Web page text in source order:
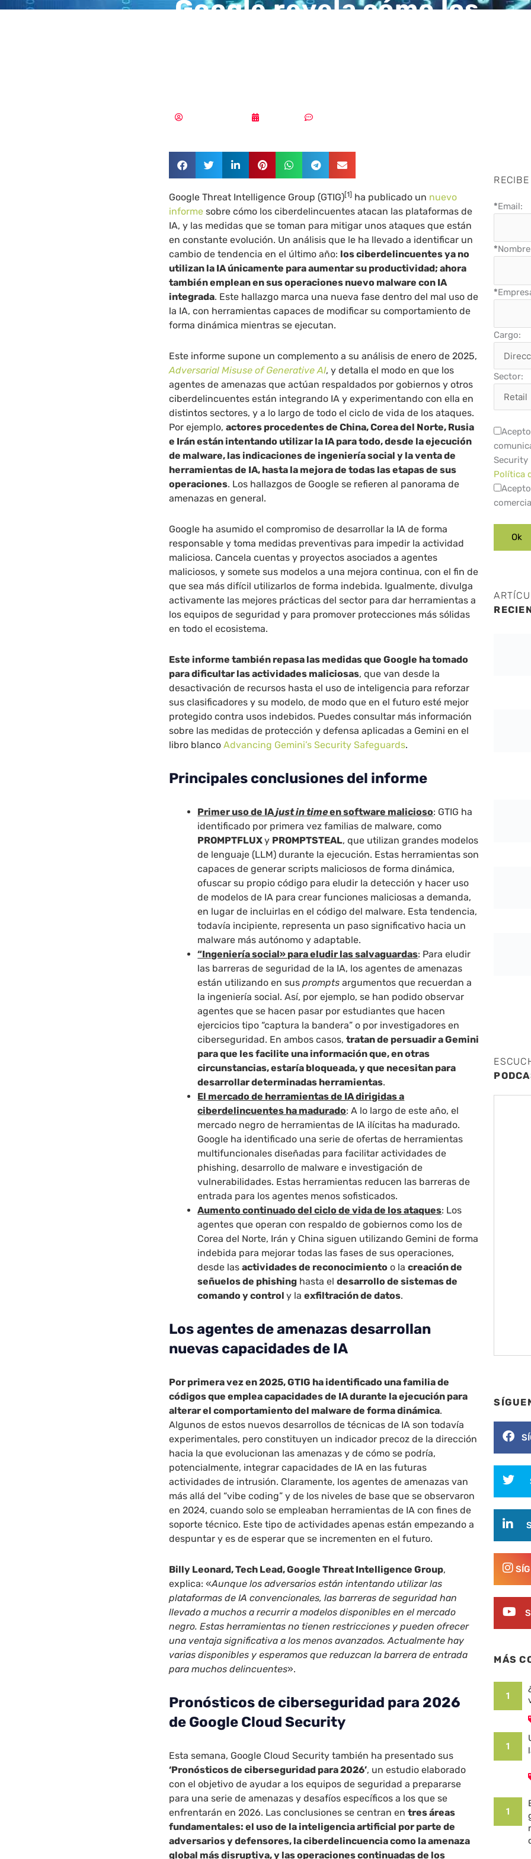
Google revela cómo los
Google Threat Intelligence Group (GTIG)[1] ha publicado un nuevo
informe sobre cómo los ciberdelincuentes atacan las plataformas de
IA, y las medidas que se toman para mitigar unos ataques que están
en constante evolución. Un análisis que le ha llevado a identificar un
cambio de tendencia en el último año: los ciberdelincuentes ya no
utilizan la IA únicamente para aumentar su productividad; ahora
también emplean en sus operaciones nuevo malware con IA
integrada. Este hallazgo marca una nueva fase dentro del mal uso de
la IA, con herramientas capaces de modificar su comportamiento de
forma dinámica mientras se ejecutan.
Este informe supone un complemento a su análisis de enero de 2025,
Adversarial Misuse of Generative AI, y detalla el modo en que los
agentes de amenazas que actúan respaldados por gobiernos y otros
ciberdelincuentes están integrando IA y experimentando con ella en
distintos sectores, y a lo largo de todo el ciclo de vida de los ataques.
Por ejemplo,actores procedentes de China, Corea del Norte, Rusia
e Irán están intentando utilizar la IA para todo, desde la ejecución
de malware, las indicaciones de ingeniería social y la venta de
herramientas de IA, hasta la mejora de todas las etapas de sus
operaciones. Los hallazgos de Google se refieren al panorama de
amenazas en general.
Google ha asumido el compromiso de desarrollar la IA de forma
responsable y toma medidas preventivas para impedir la actividad
maliciosa. Cancela cuentas y proyectos asociados a agentes
maliciosos, y somete sus modelos a una mejora continua, con el fin de
que sea más difícil utilizarlos de forma indebida. Igualmente, divulga
activamente las mejores prácticas del sector para dar herramientas a
los equipos de seguridad y para promover protecciones más sólidas
en todo el ecosistema.
Este informe también repasa las medidas que Google ha tomado
para dificultar las actividades maliciosas, que van desde la
desactivación de recursos hasta el uso de inteligencia para reforzar
sus clasificadores y su modelo, de modo que en el futuro esté mejor
protegido contra usos indebidos. Puedes consultar más información
sobre las medidas de protección y defensa aplicadas a Gemini en el
libro blancoAdvancing Gemini’s Security Safeguards.
Principales conclusiones del informe
Primer uso de IAjust in timeen software malicioso: GTIG ha
identificado por primera vez familias de malware, como
PROMPTFLUXy PROMPTSTEAL, que utilizan grandes modelos
de lenguaje (LLM) durante la ejecución. Estas herramientas son
capaces de generar scripts maliciosos de forma dinámica,
ofuscar su propio código para eludir la detección y hacer uso
de modelos de IA para crear funciones maliciosas a demanda,
en lugar de incluirlas en el código del malware. Esta tendencia,
todavía incipiente, representa un paso significativo hacia un
malware más autónomo y adaptable.
“Ingeniería social» para eludir las salvaguardas: Para eludir
las barreras de seguridad de la IA, los agentes de amenazas
están utilizando en suspromptsargumentos que recuerdan a
la ingeniería social. Así, por ejemplo, se han podido observar
agentes que se hacen pasar por estudiantes que hacen
ejercicios tipo “captura la bandera” o por investigadores en
ciberseguridad. En ambos casos,tratan de persuadir a Gemini
para que les facilite una información que, en otras
circunstancias, estaría bloqueada, y que necesitan para
desarrollar determinadas herramientas.
El mercado de herramientas de IA dirigidas a
ciberdelincuentes ha madurado: A lo largo de este año, el
mercado negro de herramientas de IA ilícitas ha madurado.
Google ha identificado una serie de ofertas de herramientas
multifuncionales diseñadas para facilitar actividades de
phishing, desarrollo de malware e investigación de
vulnerabilidades. Estas herramientas reducen las barreras de
entrada para los agentes menos sofisticados.
Aumento continuado del ciclo de vida de los ataques: Los
agentes que operan con respaldo de gobiernos como los de
Corea del Norte, Irán y China siguen utilizando Gemini de forma
indebida para mejorar todas las fases de sus operaciones,
desde lasactividades de reconocimiento o lacreación de
señuelos de phishing hasta eldesarrollo de sistemas de
comando y controly laexfiltración de datos.
Los agentes de amenazas desarrollan
nuevas capacidades de IA
Por primera vez en 2025, GTIG ha identificado una familia de
códigos que emplea capacidades de IA durante la ejecución para
alterar el comportamiento del malware de forma dinámica.
Algunos de estos nuevos desarrollos de técnicas de IA son todavía
experimentales, pero constituyen un indicador precoz de la dirección
hacia la que evolucionan las amenazas y de cómo se podría,
potencialmente, integrar capacidades de IA en las futuras
actividades de intrusión. Claramente, los agentes de amenazas van
más allá del “vibe coding” y de los niveles de base que se observaron
en 2024, cuando solo se empleaban herramientas de IA con fines de
soporte técnico. Este tipo de actividades apenas están empezando a
despuntar y es de esperar que se incrementen en el futuro.
Billy Leonard, Tech Lead, Google Threat Intelligence Group,
explica: «Aunque los adversarios están intentando utilizar las
plataformas de IA convencionales, las barreras de seguridad han
llevado a muchos a recurrir a modelos disponibles en el mercado
negro. Estas herramientas no tienen restricciones y pueden ofrecer
una ventaja significativa a los menos avanzados. Actualmente hay
varias disponibles y esperamos que reduzcan la barrera de entrada
para muchos delincuentes».
Pronósticos de ciberseguridad para 2026
de Google Cloud Security
Esta semana, Google Cloud Security también ha presentado sus
‘Pronósticos de ciberseguridad para 2026’, un estudio elaborado
con el objetivo de ayudar a los equipos de seguridad a prepararse
para una serie de amenazas y desafíos específicos a los que se
enfrentarán en 2026. Las conclusiones se centran entres áreas
fundamentales: el uso de la inteligencia artificial por parte de
adversarios y defensores, la ciberdelincuencia como la amenaza
global más disruptiva, y las operaciones continuadas de los
*Email:
*
*
Cargo:
Sector:
Security
Política
MÁS
1
1
1